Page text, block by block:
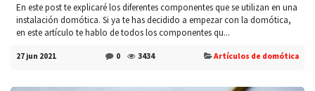
En este post te explicaré los diferentes componentes que se utilizan en una
instalación domótica. Si ya te has decidido a empezar con la domótica,
en este artículo te hablo de todos los componentes qu...
27 jun 2021 0 3434 Artículos de domótica